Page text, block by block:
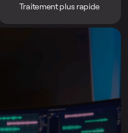
Traitement plus rapide